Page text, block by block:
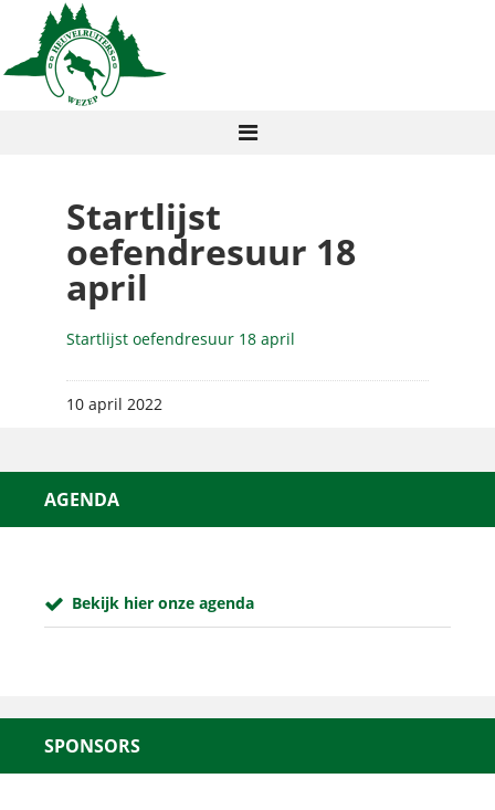
Startlijst
oefendresuur 18
april
Startlijst oefendresuur 18 april
10 april 2022
AGENDA
Bekijk hier onze agenda
SPONSORS